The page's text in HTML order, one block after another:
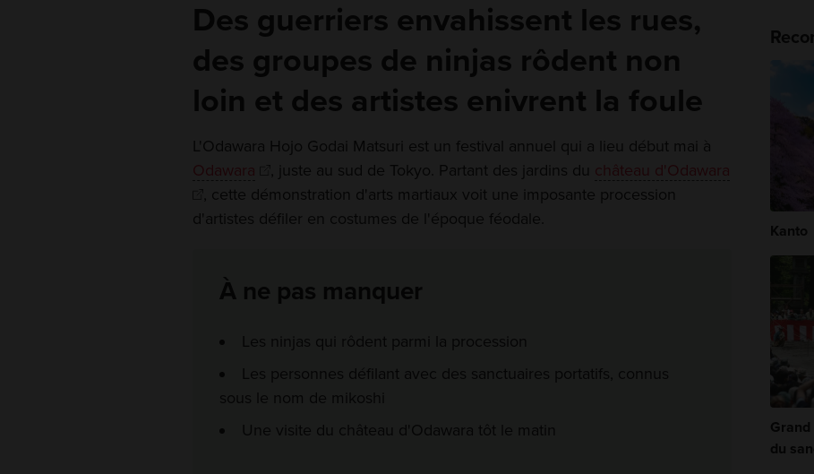
Des guerriers envahissent les rues,
des groupes de ninjas rôdent non
loin et des artistes enivrent la foule
L'Odawara Hojo Godai Matsuri est un festival annuel qui a lieu début mai à
Odawara
, juste au sud de Tokyo. Partant des jardins du château d'Odawara
, cette démonstration d'arts martiaux voit une imposante procession
d'artistes défiler en costumes de l'époque féodale.
À ne pas manquer
Les ninjas qui rôdent parmi la procession
Les personnes défilant avec des sanctuaires portatifs, connus
sous le nom de mikoshi
Une visite du château d'Odawara tôt le matin
Kanto
du